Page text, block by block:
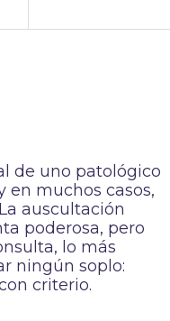
de uno patológico
en muchos casos,
auscultación
poderosa, pero
lo más
ningún soplo:
criterio.